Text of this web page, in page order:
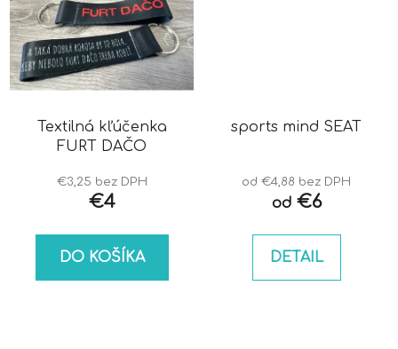
Textilná kľúčenka
FURT DAČO
€3,25 bez DPH
€4
DO KOŠÍKA
sports mind SEAT
od €4,88 bez DPH
od€6
DETAIL